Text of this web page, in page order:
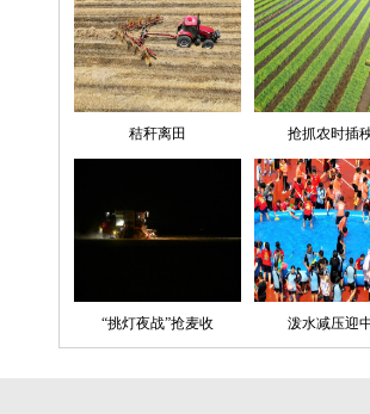
秸秆离田 抢抓农时插
“挑灯夜战”抢麦收 泼水减压迎